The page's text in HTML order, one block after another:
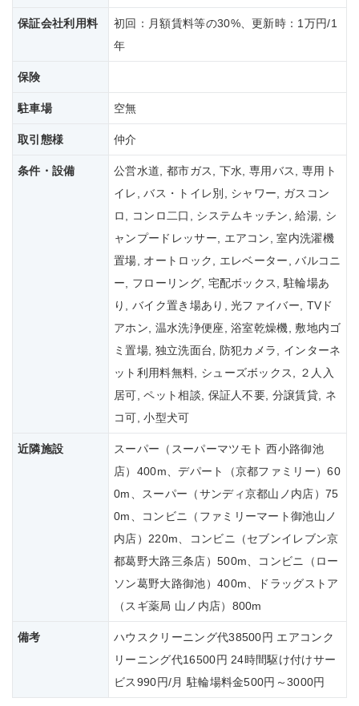
保証会社利用料
初回：月額賃料等の30%、更新時：1万円/1
年
保険
駐車場 空無
取引態様 仲介
条件・設備
公営水道, 都市ガス, 下水, 専用バス, 専用ト
イレ, バス・トイレ別, シャワー, ガスコン
ロ, コンロ二口, システムキッチン, 給湯, シ
ャンプードレッサー, エアコン, 室内洗濯機
置場, オートロック, エレベーター, バルコニ
ー, フローリング, 宅配ボックス, 駐輪場あ
り, バイク置き場あり, 光ファイバー, TVド
アホン, 温水洗浄便座, 浴室乾燥機, 敷地内ゴ
ミ置場, 独立洗面台, 防犯カメラ, インターネ
ット利用料無料, シューズボックス, ２人入
居可, ペット相談, 保証人不要, 分譲賃貸, ネ
コ可, 小型犬可
近隣施設
スーパー（スーパーマツモト 西小路御池
店）400m、デパート（京都ファミリー）60
0m、スーパー（サンディ京都山ノ内店）75
0m、コンビニ（ファミリーマート御池山ノ
内店）220m、コンビニ（セブンイレブン京
都葛野大路三条店）500m、コンビニ（ロー
ソン葛野大路御池）400m、ドラッグストア
（スギ薬局 山ノ内店）800m
備考
ハウスクリーニング代38500円 エアコンク
リーニング代16500円 24時間駆け付けサー
ビス990円/月 駐輪場料金500円～3000円